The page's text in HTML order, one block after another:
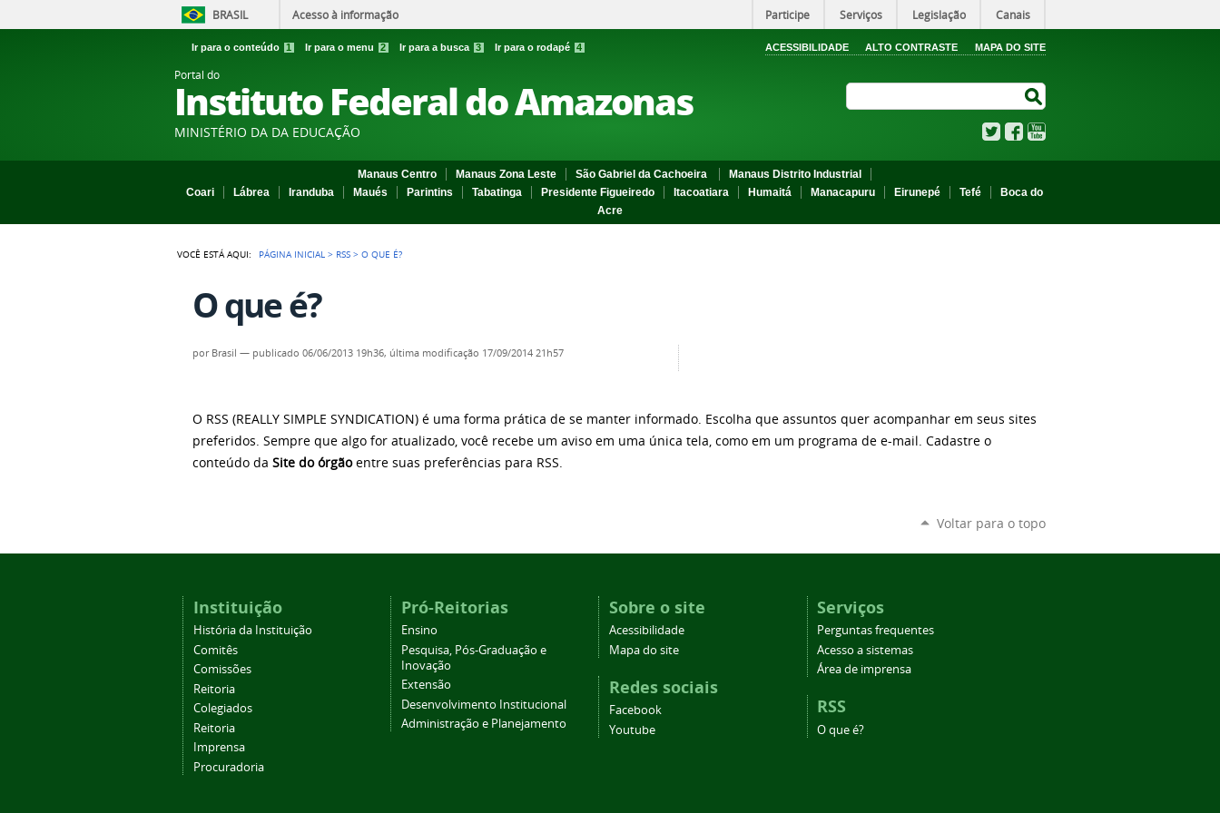
BRASIL Acesso à informação Participe Serviços Legislação Canais
Ir para o conteúdo 1 Ir para o menu 2 Ir para a busca 3 Ir para o rodapé 4 ACESSIBILIDADE ALTO CONTRASTE MAPA DO SITE
Portal do
Instituto Federal do Amazonas
MINISTÉRIO DA DA EDUCAÇÃO TwitterFacebook
Manaus Centro Manaus Zona Leste São Gabriel da Cachoeira
Manaus Distrito Industrial
Coari
Lábrea Iranduba Maués Parintins Tabatinga Presidente Figueiredo Itacoatiara Humaitá Manacapuru Eirunepé Tefé
Boca do
Acre
VOCÊ ESTÁ AQUI: PÁGINA INICIAL > RSS >O QUE É?
O que é?
por Brasil — publicado 06/06/2013 19h36, última modificação 17/09/2014 21h57
O RSS (REALLY SIMPLE SYNDICATION) é uma forma prática de se manter informado. Escolha que assuntos quer acompanhar em seus sites
preferidos. Sempre que algo for atualizado, você recebe um aviso em uma única tela, como em um programa de e-mail. Cadastre o
conteúdo da Site do órgãoentre suas preferências para RSS.
Voltar para o topo
Instituição
História da Instituição
Comitês
Comissões
Reitoria
Colegiados
Reitoria
Imprensa
Procuradoria
Pró-Reitorias
Ensino
Pesquisa, Pós-Graduação e
Inovação
Extensão
Desenvolvimento Institucional
Administração e Planejamento
Sobre o site
Acessibilidade
Mapa do site
Redes sociais
Facebook
Youtube
Serviços
Perguntas frequentes
Acesso a sistemas
Área de imprensa
RSS
O que é?